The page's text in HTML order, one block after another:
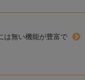
は無い機能が豊富で